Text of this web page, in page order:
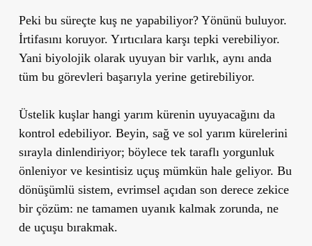
Peki bu süreçte kuş ne yapabiliyor? Yönünü buluyor.
İrtifasını koruyor. Yırtıcılara karşı tepki verebiliyor.
Yani biyolojik olarak uyuyan bir varlık, aynı anda
tüm bu görevleri başarıyla yerine getirebiliyor.
Üstelik kuşlar hangi yarım kürenin uyuyacağını da
kontrol edebiliyor. Beyin, sağ ve sol yarım kürelerini
sırayla dinlendiriyor; böylece tek taraflı yorgunluk
önleniyor ve kesintisiz uçuş mümkün hale geliyor. Bu
dönüşümlü sistem, evrimsel açıdan son derece zekice
bir çözüm: ne tamamen uyanık kalmak zorunda, ne
de uçuşu bırakmak.